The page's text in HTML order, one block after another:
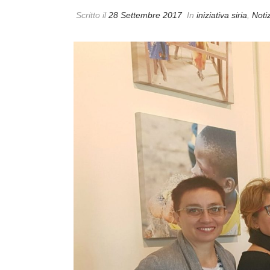
Scritto il28 Settembre 2017 In iniziativa siria